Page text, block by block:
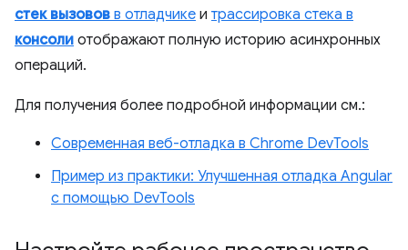
стек вызовов в отладчике и трассировка стека в
консоли отображают полную историю асинхронных
операций.
Для получения более подробной информации см.:
Современная веб-отладка в Chrome DevTools
Пример из практики: Улучшенная отладка Angular
с помощью DevTools